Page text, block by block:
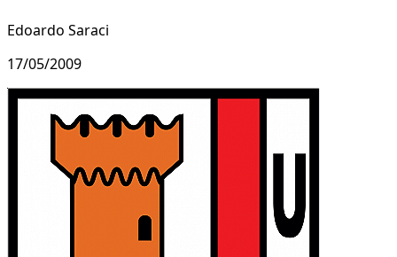
Edoardo Saraci
17/05/2009